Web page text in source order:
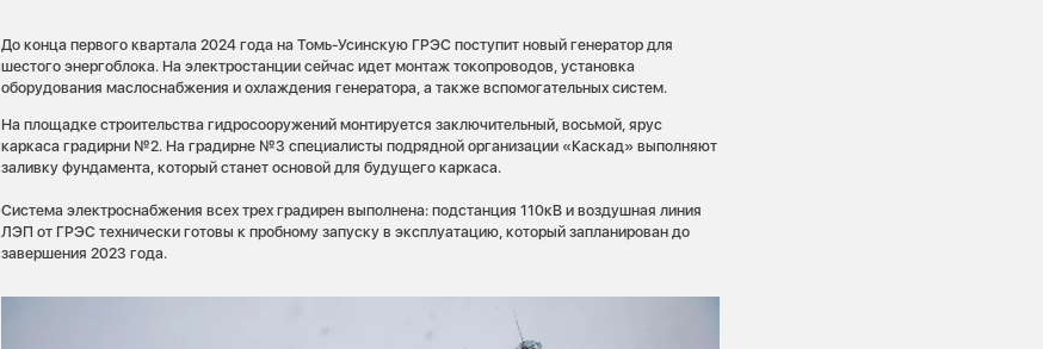
До конца первого квартала 2024 года на Томь-Усинскую ГРЭС поступит новый генератор для
шестого энергоблока. На электростанции сейчас идет монтаж токопроводов, установка
оборудования маслоснабжения и охлаждения генератора, а также вспомогательных систем.
На площадке строительства гидросооружений монтируется заключительный, восьмой, ярус
каркаса градирни №2. На градирне №3 специалисты подрядной организации «Каскад» выполняют
заливку фундамента, который станет основой для будущего каркаса.
Система электроснабжения всех трех градирен выполнена: подстанция 110кВ и воздушная линия
ЛЭП от ГРЭС технически готовы к пробному запуску в эксплуатацию, который запланирован до
завершения 2023 года.